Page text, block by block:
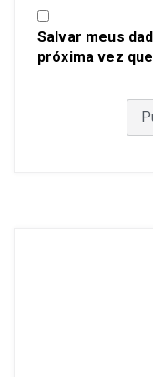
Salvar meus
próxima vez